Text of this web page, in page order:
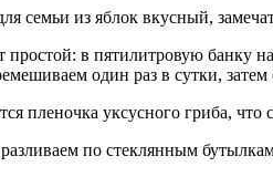
семьи из яблок вкусный,
простой: в пятилитровую банку
один раз в сутки,
пленочка уксусного гриба, что
по стеклянным